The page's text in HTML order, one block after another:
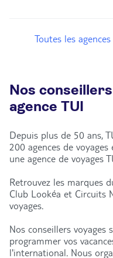
Toutes les
Nos
agence TUI
Depuis plus de 50 ans,
200 agences de
une agence de voyages
Retrouvez les marques
Club Lookéa et Circuits
voyages.
Nos conseillers
programmer vos
l'international. Nous